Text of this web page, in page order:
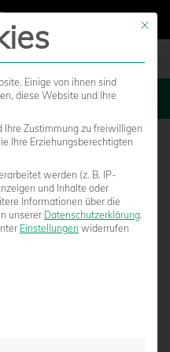
DINGERT PFEIFT
Mit
Einige von ihnen sind
diese Website und Ihre
Ihre Zustimmung zu freiwilligen
Ihre Erziehungsberechtigten
werden (z. B. IP-
und Inhalte oder
Informationen über die
unserer Datenschutzerklärung.
Einstellungen widerrufen
für die eine